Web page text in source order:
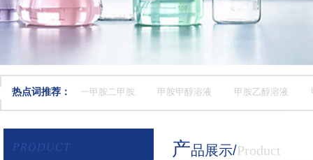
一甲胺二甲胺三甲胺甲胺甲醇溶液 甲胺乙醇溶液
热点词推荐：
产品展示​/Product
PRODUCT